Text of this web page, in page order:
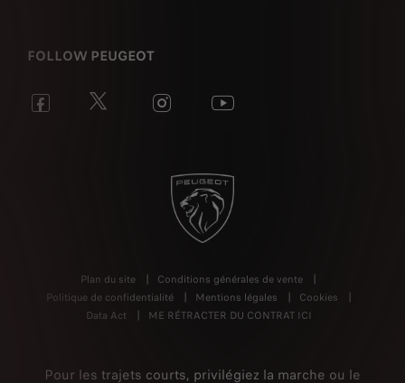
FOLLOW PEUGEOT
Plan du site
Conditions générales de vente
Politique de confidentialité
Mentions légales
Cookies
Data Act
ME RÉTRACTER DU CONTRAT ICI
Pour les trajets courts, privilégiez la marche ou le